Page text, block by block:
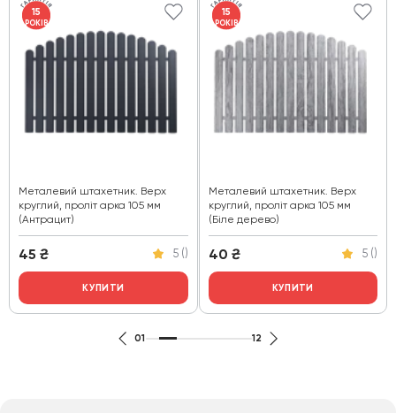
15
РОКІВ
Металевий штахетник. Верх
круглий, проліт арка 105 мм
(Антрацит)
45 ₴ 5 ()
КУПИТИ
15
РОКІВ
Металевий штахетник. Верх
круглий, проліт арка 105 мм
(Біле дерево)
40 ₴ 5 ()
КУПИТИ
01 12